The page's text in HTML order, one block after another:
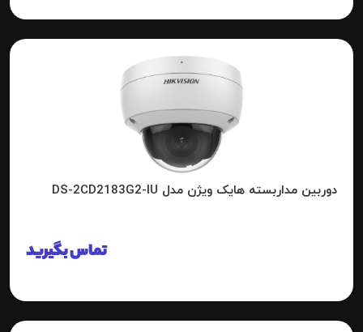
دوربین مداربسته هایک ویژن مدل DS-2CD2183G2-IU
تماس بگیرید